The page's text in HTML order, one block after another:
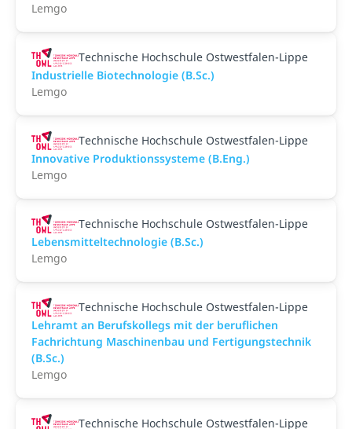
Lemgo
Technische Hochschule Ostwestfalen-Lippe
Industrielle Biotechnologie (B.Sc.)
Lemgo
Technische Hochschule Ostwestfalen-Lippe
Innovative Produktionssysteme (B.Eng.)
Lemgo
Technische Hochschule Ostwestfalen-Lippe
Lebensmitteltechnologie (B.Sc.)
Lemgo
Technische Hochschule Ostwestfalen-Lippe
Lehramt an Berufskollegs mit der beruflichen
Fachrichtung Maschinenbau und Fertigungstechnik
(B.Sc.)
Lemgo
Technische Hochschule Ostwestfalen-Lippe